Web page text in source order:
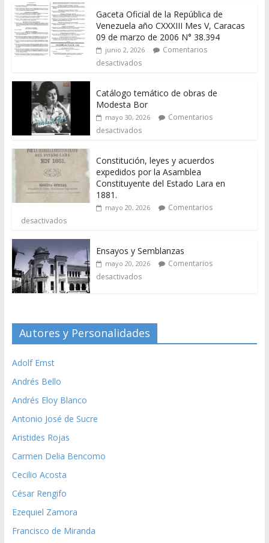
Gaceta Oficial de la República de
Venezuela año CXXXIII Mes V, Caracas
09 de marzo de 2006 N° 38.394
junio 2, 2026
Comentarios
desactivados
Catálogo temático de obras de
Modesta Bor
mayo 30, 2026
Comentarios
desactivados
Constitución, leyes y acuerdos
expedidos por la Asamblea
Constituyente del Estado Lara en
1881.
mayo 20, 2026
Comentarios
desactivados
Ensayos y Semblanzas
mayo 20, 2026
Comentarios
desactivados
Autores y Personalidades
Adolf Ernst
Andrés Bello
Andrés Eloy Blanco
Antonio José de Sucre
Aristides Rojas
Carmen Delia Bencomo
Cecilio Acosta
César Rengifo
Ezequiel Zamora
Francisco de Miranda